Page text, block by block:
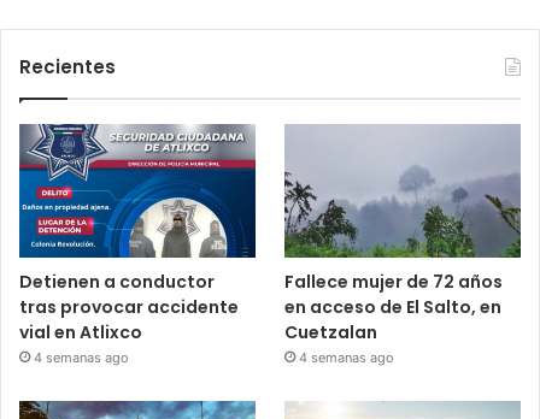
Recientes
Detienen a conductor
tras provocar accidente
vial en Atlixco
4 semanas ago
Fallece mujer de 72 años
en acceso de El Salto, en
Cuetzalan
4 semanas ago